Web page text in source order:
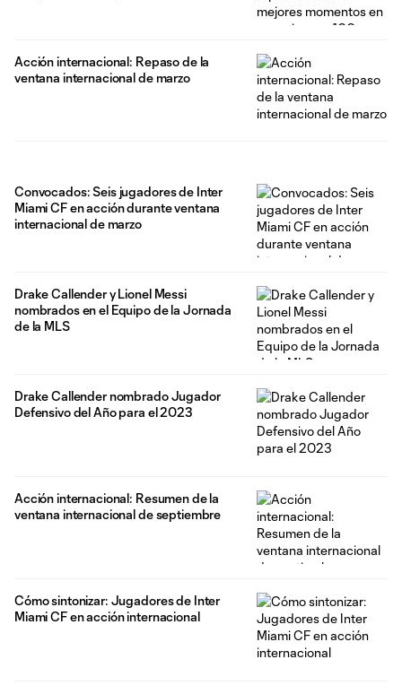
Acción internacional: Repaso de la
ventana internacional de marzo
Convocados: Seis jugadores de Inter
Miami CF en acción durante ventana
internacional de marzo
Drake Callender y Lionel Messi
nombrados en el Equipo de la Jornada
de la MLS
Drake Callender nombrado Jugador
Defensivo del Año para el 2023
Acción internacional: Resumen de la
ventana internacional de septiembre
Cómo sintonizar: Jugadores de Inter
Miami CF en acción internacional